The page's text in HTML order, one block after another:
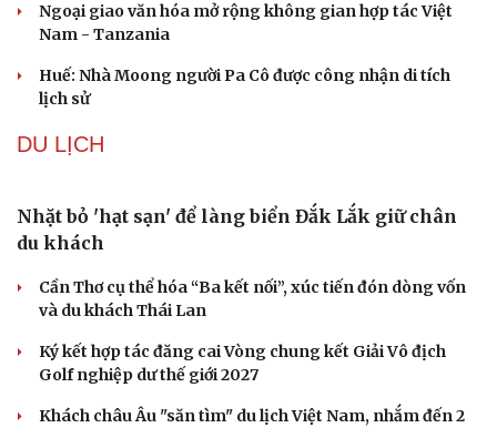
Ngoại giao văn hóa mở rộng không gian hợp tác Việt
Nam - Tanzania
Huế: Nhà Moong người Pa Cô được công nhận di tích
lịch sử
DU LỊCH
Nhặt bỏ 'hạt sạn' để làng biển Đắk Lắk giữ chân
du khách
Cần Thơ cụ thể hóa “Ba kết nối”, xúc tiến đón dòng vốn
và du khách Thái Lan
Ký kết hợp tác đăng cai Vòng chung kết Giải Vô địch
Golf nghiệp dư thế giới 2027
Khách châu Âu "săn tìm" du lịch Việt Nam, nhắm đến 2